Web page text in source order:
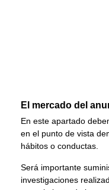
El mercado del
En este apartado
en el punto de vista
hábitos o conductas.
Será importante
investigaciones